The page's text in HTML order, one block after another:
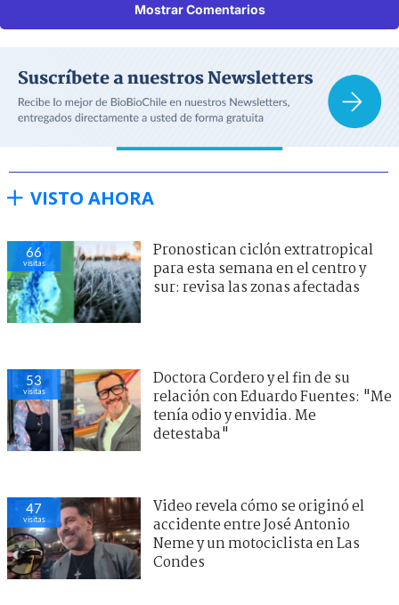
Mostrar Comentarios
VISTO AHORA
66
visitas
Pronostican ciclón extratropical
para esta semana en el centro y
sur: revisa las zonas afectadas
53
visitas
Doctora Cordero y el fin de su
relación con Eduardo Fuentes: "Me
tenía odio y envidia. Me
detestaba"
47
visitas
Video revela cómo se originó el
accidente entre José Antonio
Neme y un motociclista en Las
Condes